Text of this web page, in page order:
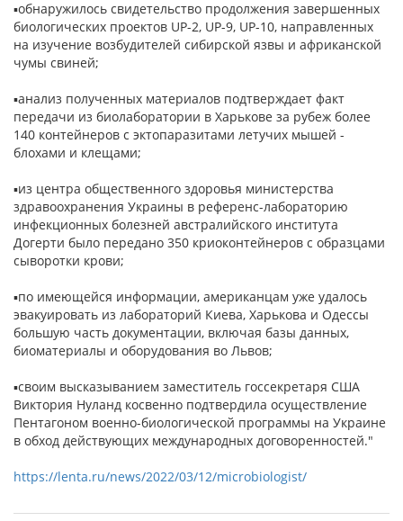
▪обнаружилось свидетельство продолжения завершенных
биологических проектов UP-2, UP-9, UP-10, направленных
на изучение возбудителей сибирской язвы и африканской
чумы свиней;
▪анализ полученных материалов подтверждает факт
передачи из биолаборатории в Харькове за рубеж более
140 контейнеров с эктопаразитами летучих мышей -
блохами и клещами;
▪из центра общественного здоровья министерства
здравоохранения Украины в референс-лабораторию
инфекционных болезней австралийского института
Догерти было передано 350 криоконтейнеров с образцами
сыворотки крови;
▪по имеющейся информации, американцам уже удалось
эвакуировать из лабораторий Киева, Харькова и Одессы
большую часть документации, включая базы данных,
биоматериалы и оборудования во Львов;
▪своим высказыванием заместитель госсекретаря США
Виктория Нуланд косвенно подтвердила осуществление
Пентагоном военно-биологической программы на Украине
в обход действующих международных договоренностей."
https://lenta.ru/news/2022/03/12/microbiologist/